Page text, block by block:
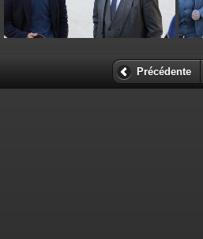
Précédente